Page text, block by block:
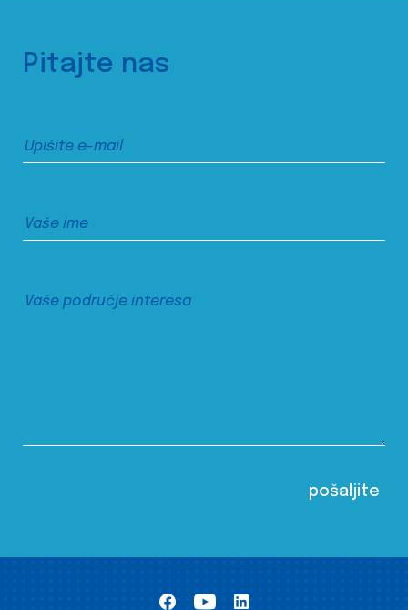
Pitajte nas